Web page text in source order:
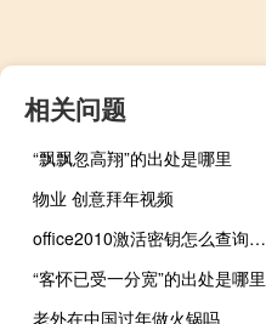
相关问题
“飘飘忽高翔”的出处是哪里
物业 创意拜年视频
office2010激活密钥怎么查询（office2010激活密钥）
“客怀已受一分宽”的出处是哪里
老外在中国过年做火锅吗